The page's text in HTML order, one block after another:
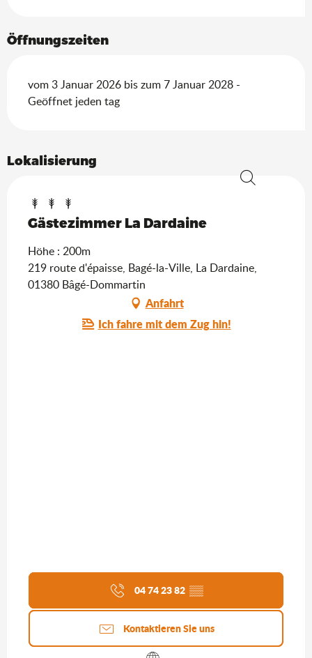
Öffnungszeiten
vom 3 Januar 2026 bis zum 7 Januar 2028 -
Geöffnet jeden tag
Lokalisierung
Gästezimmer La Dardaine
Höhe : 200m
219 route d'épaisse, Bagé-la-Ville, La Dardaine,
01380 Bâgé-Dommartin
Anfahrt
Ich fahre mit dem Zug hin!
04 74 23 82 ▒▒
Kontaktieren Sie uns